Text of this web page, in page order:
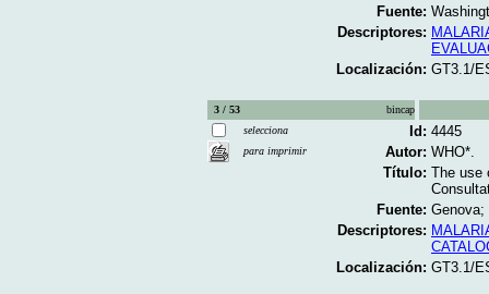
Fuente:
Descriptores:
Localización: GT3.1/
3 / 53
bincap
selecciona
para imprimir
Id: 4445
Autor: WHO*.
Título: The use
Fuente: Genova;
Descriptores:
Localización: GT3.1/